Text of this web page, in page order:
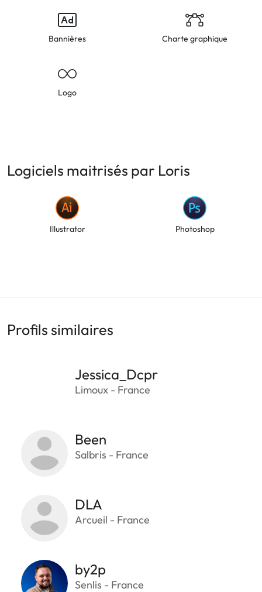
Bannières Charte graphique
Logo
Logiciels maitrisés par Loris
Illustrator Photoshop
Profils similaires
Jessica_Dcpr
Limoux - France
Been
Salbris - France
DLA
Arcueil - France
by2p
Senlis - France